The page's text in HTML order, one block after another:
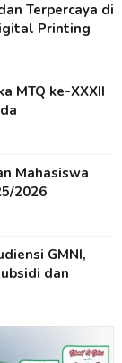
Terpercaya di
Printing
MTQ ke-XXXII
Mahasiswa
2026
GMNI,
dan